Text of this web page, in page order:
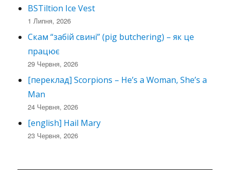
BSTiltion Ice Vest
1 Липня, 2026
Скам “забій свині” (pig butchering) – як це
працює
29 Червня, 2026
[переклад] Scorpions – He’s a Woman, She’s a
Man
24 Червня, 2026
[english] Hail Mary
23 Червня, 2026